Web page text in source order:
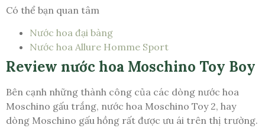
Có thể bạn quan tâm
Nước hoa đại bàng
Nước hoa Allure Homme Sport
Review nước hoa Moschino Toy Boy
Bên cạnh những thành công của các dòng nước hoa
Moschino gấu trắng, nước hoa Moschino Toy 2, hay
dòng Moschino gấu hồng rất được ưu ái trên thị trường.